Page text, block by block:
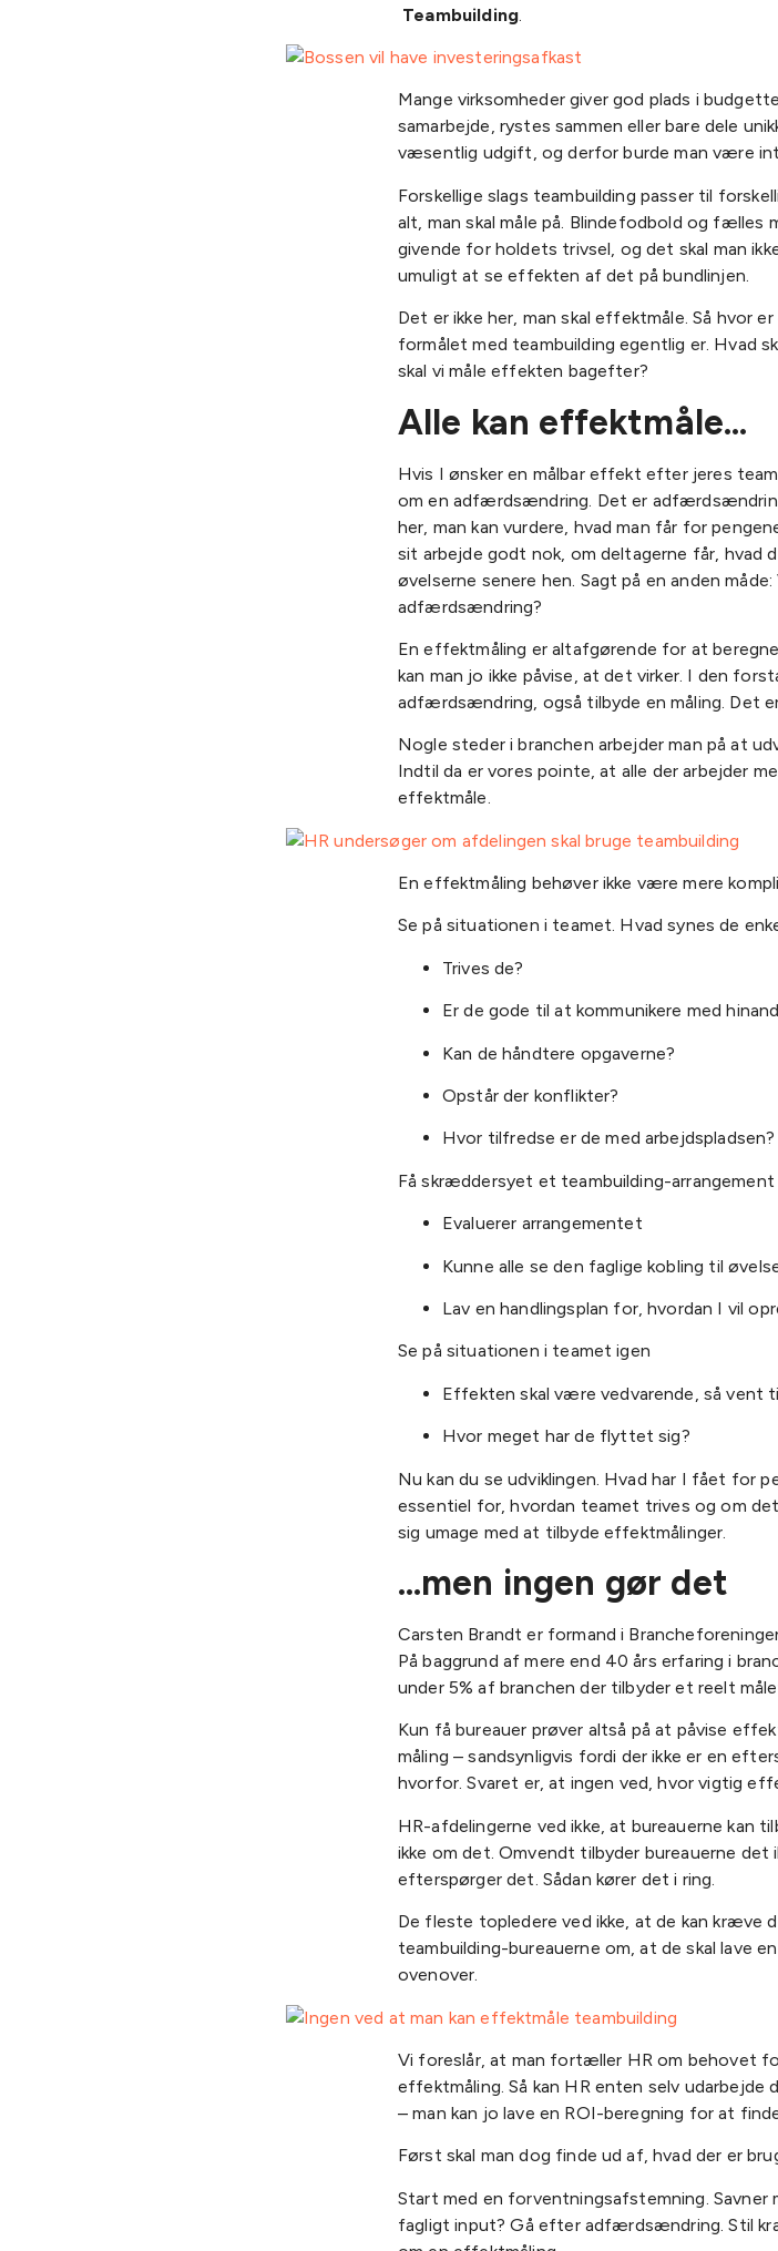
Teambuilding
Mange virksomheder giver god plads i
samarbejde, rystes sammen eller bare dele
væsentlig udgift, og derfor burde man være
Forskellige slags teambuilding passer til
alt, man skal måle på. Blindefodbold og fælles
givende for holdets trivsel, og det skal man
umuligt at se effekten af det på bundlinjen.
Det er ikke her, man skal effektmåle. Så hvor
formålet med teambuilding egentlig er. Hvad
skal vi måle effekten bagefter?
Alle kan effektmåle…
Hvis I ønsker en målbar effekt efter jeres
om en adfærdsændring. Det er
her, man kan vurdere, hvad man får for
sit arbejde godt nok, om deltagerne får, hvad
øvelserne senere hen. Sagt på en anden
adfærdsændring?
En effektmåling er altafgørende for at
kan man jo ikke påvise, at det virker. I den
adfærdsændring, også tilbyde en måling. Det
Nogle steder i branchen arbejder man på at
Indtil da er vores pointe, at alle der arbejder
effektmåle.
En effektmåling behøver ikke være mere
Se på situationen i teamet. Hvad synes de
Trives de?
Er de gode til at kommunikere med
Kan de håndtere opgaverne?
Opstår der konflikter?
Hvor tilfredse er de med arbejdspladsen?
Få skræddersyet et teambuilding-
Evaluerer arrangementet
Kunne alle se den faglige kobling til
Lav en handlingsplan for, hvordan I vil
Se på situationen i teamet igen
Effekten skal være vedvarende, så vent
Hvor meget har de flyttet sig?
Nu kan du se udviklingen. Hvad har I fået for
essentiel for, hvordan teamet trives og om
sig umage med at tilbyde effektmålinger.
…men ingen gør det
Carsten Brandt er formand i
På baggrund af mere end 40 års erfaring i
under 5% af branchen der tilbyder et reelt
Kun få bureauer prøver altså på at påvise
måling – sandsynligvis fordi der ikke er en
hvorfor. Svaret er, at ingen ved, hvor vigtig
HR-afdelingerne ved ikke, at bureauerne kan
ikke om det. Omvendt tilbyder bureauerne det
efterspørger det. Sådan kører det i ring.
De fleste topledere ved ikke, at de kan kræve
teambuilding-bureauerne om, at de skal lave
ovenover.
Vi foreslår, at man fortæller HR om behovet
effektmåling. Så kan HR enten selv udarbejde
– man kan jo lave en ROI-beregning for at
Først skal man dog finde ud af, hvad der er
Start med en forventningsafstemning. Savner
fagligt input? Gå efter adfærdsændring. Stil